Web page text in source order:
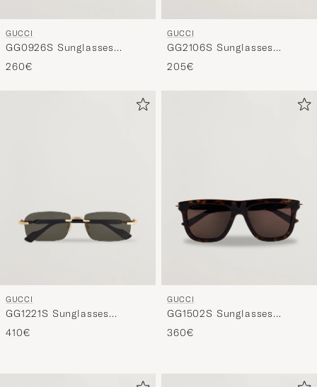
GUCCI
GG0926S Sunglasses
Black/Green
260€
GUCCI
GG2106S Sunglasses
Havana
205€
GUCCI
GG1221S Sunglasses
Gold/Black
410€
GUCCI
GG1502S Sunglasses
Havana
360€